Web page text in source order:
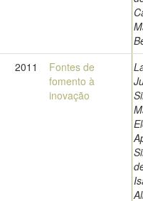
2011
Fontes de
fomento à
inovação